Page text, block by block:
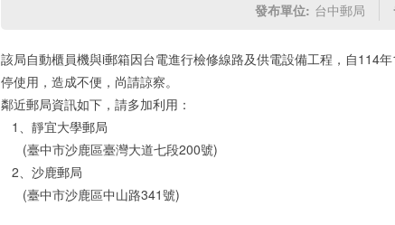
發布單位: 台中郵局
該局自動櫃員機與i郵箱因台電進行檢修線路及供電設備工程，自114
停使用，造成不便，尚請諒察。
鄰近郵局資訊如下，請多加利用：
1、靜宜大學郵局
(臺中市沙鹿區臺灣大道七段200號)
2、沙鹿郵局
(臺中市沙鹿區中山路341號)